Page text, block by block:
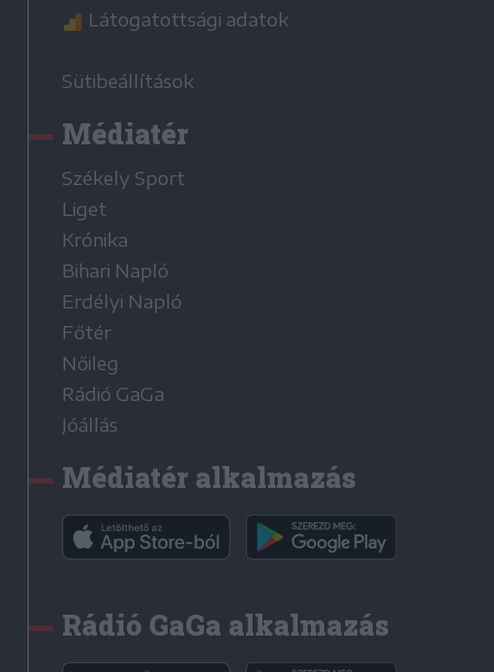
Látogatottsági adatok
Sütibeállítások
Médiatér
Székely Sport
Liget
Krónika
Bihari Napló
Erdélyi Napló
Főtér
Nőileg
Rádió GaGa
Jóállás
Médiatér alkalmazás
Rádió GaGa alkalmazás